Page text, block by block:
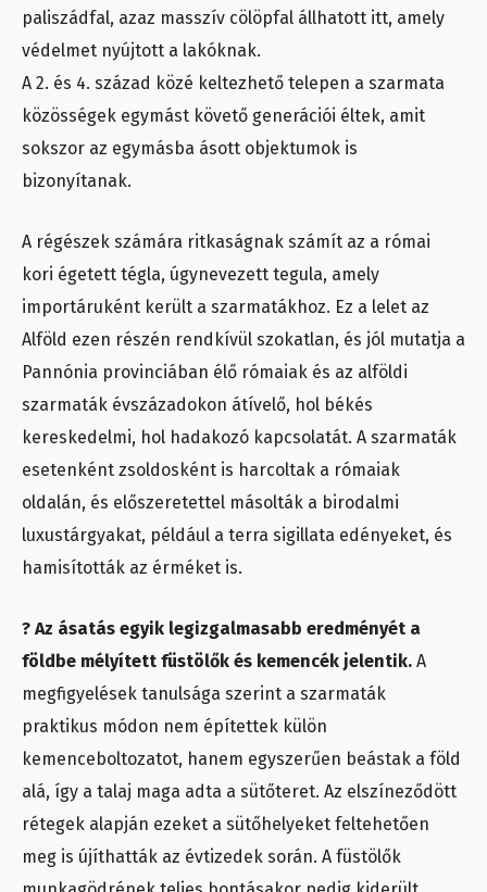
paliszádfal, azaz masszív cölöpfal állhatott itt, amely
védelmet nyújtott a lakóknak.
A 2. és 4. század közé keltezhető telepen a szarmata
közösségek egymást követő generációi éltek, amit
sokszor az egymásba ásott objektumok is
bizonyítanak.
A régészek számára ritkaságnak számít az a római
kori égetett tégla, úgynevezett tegula, amely
importáruként került a szarmatákhoz. Ez a lelet az
Alföld ezen részén rendkívül szokatlan, és jól mutatja a
Pannónia provinciában élő rómaiak és az alföldi
szarmaták évszázadokon átívelő, hol békés
kereskedelmi, hol hadakozó kapcsolatát. A szarmaták
esetenként zsoldosként is harcoltak a rómaiak
oldalán, és előszeretettel másolták a birodalmi
luxustárgyakat, például a terra sigillata edényeket, és
hamisították az érméket is.
? Az ásatás egyik legizgalmasabb eredményét a
földbe mélyített füstölők és kemencék jelentik. A
megfigyelések tanulsága szerint a szarmaták
praktikus módon nem építettek külön
kemenceboltozatot, hanem egyszerűen beástak a föld
alá, így a talaj maga adta a sütőteret. Az elszíneződött
rétegek alapján ezeket a sütőhelyeket feltehetően
meg is újíthatták az évtizedek során. A füstölők